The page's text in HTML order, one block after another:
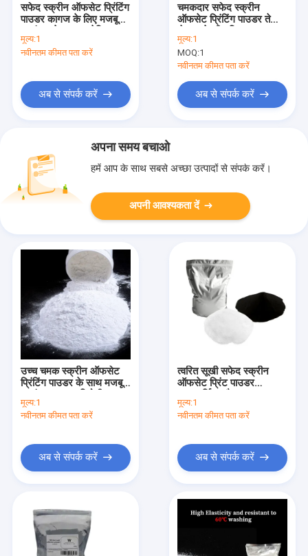
सफेद स्क्रीन ऑफसेट प्रिंटिंग
पाउडर कागज के लिए मजबूत
कागज
मूल्य:1
नवीनतम कीमत पता करें
अब से संपर्क करें
चमकदार सफेद स्क्रीन
ऑफसेट प्रिंटिंग पाउडर तेजी
प्रतिरोधी सूत्र
मूल्य:1
MOQ:1
नवीनतम कीमत पता करें
अब से संपर्क करें
अपना समय बचाओ
हमें आप के साथ सबसे अच्छा उत्पादों से संपर्क करें।
अपनी आवश्यकता दें
उच्च चमक स्क्रीन ऑफसेट
प्रिंटिंग पाउडर के साथ मजबूत
मूल्य:1
नवीनतम कीमत पता करें
अब से संपर्क करें
त्वरित सूखी सफेद स्क्रीन
ऑफसेट प्रिंट पाउडर
आसंजन के लिए
मूल्य:1
नवीनतम कीमत पता करें
अब से संपर्क करें